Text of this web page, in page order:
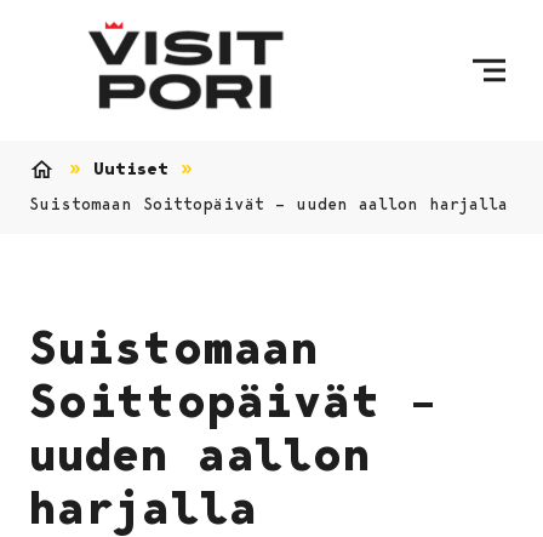
Uutiset
Suistomaan Soittopäivät – uuden aallon harjalla
Suistomaan
Soittopäivät –
uuden aallon
harjalla